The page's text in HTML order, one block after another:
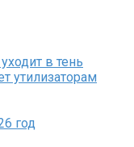
в тень
утилизаторам
год